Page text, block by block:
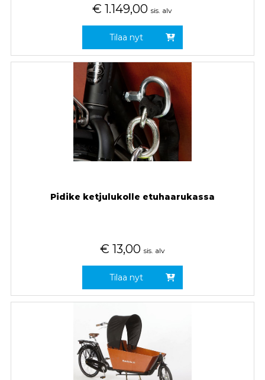
€ 1.149,00 sis. alv
Tilaa nyt
Pidike ketjulukolle etuhaarukassa
€ 13,00 sis. alv
Tilaa nyt